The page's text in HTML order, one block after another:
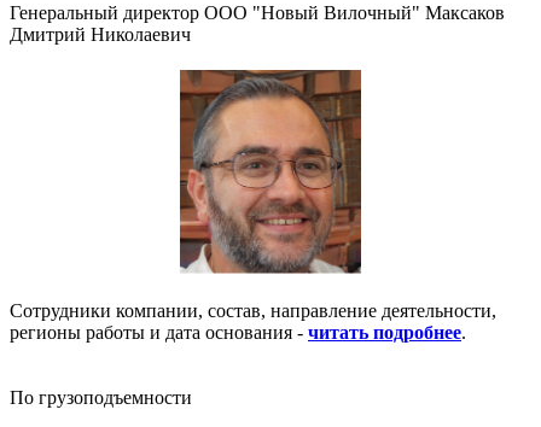
Генеральный директор ООО "Новый Вилочный" Максаков
Дмитрий Николаевич
Сотрудники компании, состав, направление деятельности,
регионы работы и дата основания - читать подробнее.
По грузоподъемности